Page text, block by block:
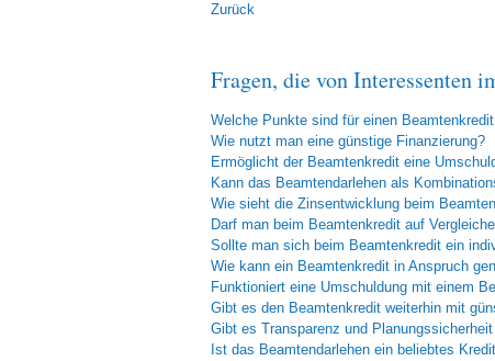
Zurück
Fragen, die von Interessenten
Welche Punkte sind für einen
Wie nutzt man eine günstige Finanzierung?
Ermöglicht der Beamtenkredit eine
Kann das Beamtendarlehen als
Wie sieht die Zinsentwicklung beim
Darf man beim Beamtenkredit auf
Sollte man sich beim Beamtenkredit ein
Wie kann ein Beamtenkredit in Anspruch
Funktioniert eine Umschuldung mit einem
Gibt es den Beamtenkredit weiterhin mit
Gibt es Transparenz und
Ist das Beamtendarlehen ein beliebtes